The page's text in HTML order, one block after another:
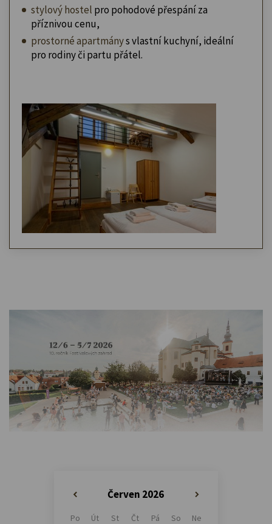
stylový hostel pro pohodové přespání za
příznivou cenu,
prostorné apartmánys vlastní kuchyní, ideální
pro rodiny či partu přátel.
Červen 2026
Po Út St Čt Pá So
Ne